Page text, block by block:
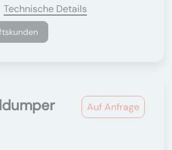
Technische Details
Auf Anfrage